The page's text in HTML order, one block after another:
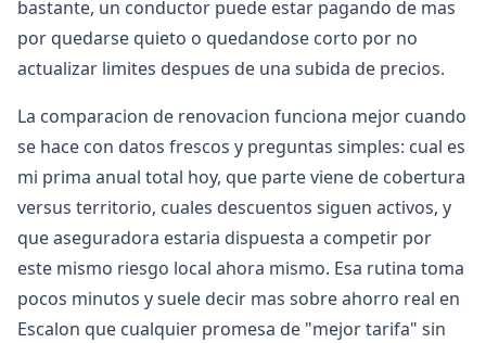
bastante, un conductor puede estar pagando de mas
por quedarse quieto o quedandose corto por no
actualizar limites despues de una subida de precios.
La comparacion de renovacion funciona mejor cuando
se hace con datos frescos y preguntas simples: cual es
mi prima anual total hoy, que parte viene de cobertura
versus territorio, cuales descuentos siguen activos, y
que aseguradora estaria dispuesta a competir por
este mismo riesgo local ahora mismo. Esa rutina toma
pocos minutos y suele decir mas sobre ahorro real en
Escalon que cualquier promesa de "mejor tarifa" sin